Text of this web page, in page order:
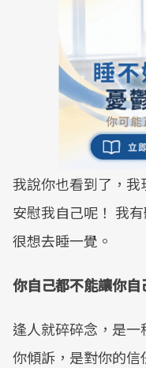
我說你也看到了，
安慰我自己呢！ 我
很想去睡一覺。
你自己都不能讓你自
逢人就碎碎念，是
你傾訴，是對你的